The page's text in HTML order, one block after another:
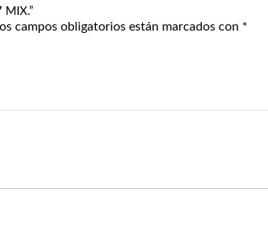
MIX.”
campos obligatorios están marcados con *